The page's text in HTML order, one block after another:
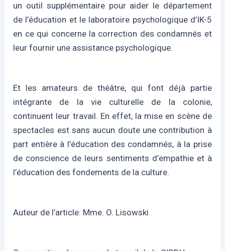
un outil supplémentaire pour aider le département
de l’éducation et le laboratoire psychologique d’IK-5
en ce qui concerne la correction des condamnés et
leur fournir une assistance psychologique.
Et les amateurs de théâtre, qui font déjà partie
intégrante de la vie culturelle de la colonie,
continuent leur travail. En effet, la mise en scène de
spectacles est sans aucun doute une contribution à
part entière à l’éducation des condamnés, à la prise
de conscience de leurs sentiments d’empathie et à
l’éducation des fondements de la culture.
Auteur de l’article: Mme. O. Lisowski